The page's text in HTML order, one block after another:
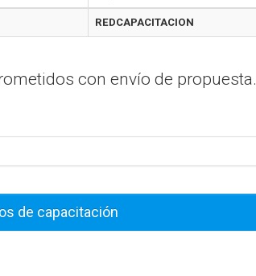
REDCAPACITACION
con envío de propuesta.
de capacitación